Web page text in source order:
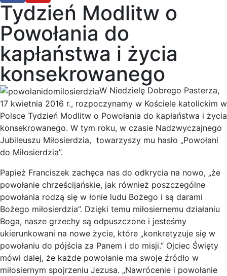
Tydzień Modlitw o
Powołania do
kapłaństwa i życia
konsekrowanego
W Niedzielę Dobrego Pasterza,
17 kwietnia 2016 r., rozpoczynamy w Kościele katolickim w
Polsce Tydzień Modlitw o Powołania do kapłaństwa i życia
konsekrowanego. W tym roku, w czasie Nadzwyczajnego
Jubileuszu Miłosierdzia, towarzyszy mu hasło „Powołani
do Miłosierdzia”.
Papież Franciszek zachęca nas do odkrycia na nowo, „że
powołanie chrześcijańskie, jak również poszczególne
powołania rodzą się w łonie ludu Bożego i są darami
Bożego miłosierdzia”. Dzięki temu miłosiernemu działaniu
Boga, nasze grzechy są odpuszczone i jesteśmy
ukierunkowani na nowe życie, które „konkretyzuje się w
powołaniu do pójścia za Panem i do misji.” Ojciec Święty
mówi dalej, że każde powołanie ma swoje źródło w
miłosiernym spojrzeniu Jezusa. „Nawrócenie i powołanie